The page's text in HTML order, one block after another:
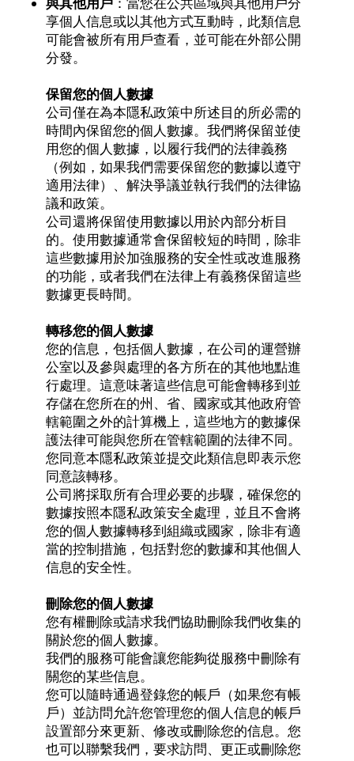
享個人信息或以其他方式互動時，此類信息
可能會被所有用戶查看，並可能在外部公開
分發。
保留您的個人數據
公司僅在為本隱私政策中所述目的所必需的
時間內保留您的個人數據。我們將保留並使
用您的個人數據，以履行我們的法律義務
（例如，如果我們需要保留您的數據以遵守
適用法律）、解決爭議並執行我們的法律協
議和政策。
公司還將保留使用數據以用於內部分析目
的。使用數據通常會保留較短的時間，除非
這些數據用於加強服務的安全性或改進服務
的功能，或者我們在法律上有義務保留這些
數據更長時間。
轉移您的個人數據
您的信息，包括個人數據，在公司的運營辦
公室以及參與處理的各方所在的其他地點進
行處理。這意味著這些信息可能會轉移到並
存儲在您所在的州、省、國家或其他政府管
轄範圍之外的計算機上，這些地方的數據保
護法律可能與您所在管轄範圍的法律不同。
您同意本隱私政策並提交此類信息即表示您
同意該轉移。
公司將採取所有合理必要的步驟，確保您的
數據按照本隱私政策安全處理，並且不會將
您的個人數據轉移到組織或國家，除非有適
當的控制措施，包括對您的數據和其他個人
信息的安全性。
刪除您的個人數據
您有權刪除或請求我們協助刪除我們收集的
關於您的個人數據。
我們的服務可能會讓您能夠從服務中刪除有
關您的某些信息。
您可以隨時通過登錄您的帳戶（如果您有帳
戶）並訪問允許您管理您的個人信息的帳戶
設置部分來更新、修改或刪除您的信息。您
也可以聯繫我們，要求訪問、更正或刪除您